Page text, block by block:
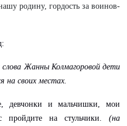
родину, гордость за воинов-
Жанны Колмагоровой дети
на своих местах.
девчонки и мальчишки, мои
на стульчики. (на